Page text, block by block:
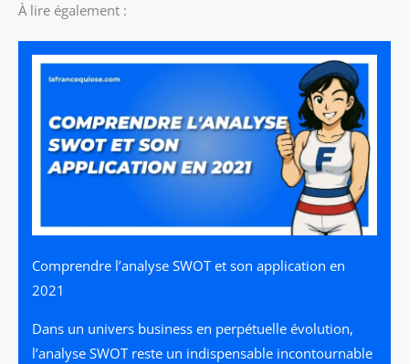
À lire également :
Comprendre l’analyse SWOT et son application en
2021
Dans un univers business en perpétuelle évolution,
l’analyse SWOT reste un indispensable incontournable